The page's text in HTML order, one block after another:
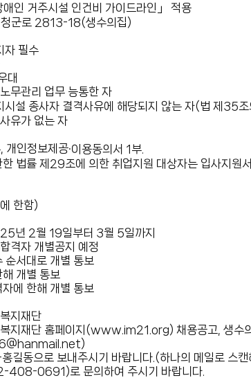
애인 거주시설 인건비 가이드라인 」 적용
청군로 2813-18(생수의집)
자 필수
대
무관리 업무 능통한 자
시설 종사자 결격사유에 해당되지 않는 자(법 제35
유가 없는 자
개인정보제공·이용동의서 1부.
법률 제29조에 의한 취업지원 대상자는 입사지원
한함)
년 2월 19일부터 3월 5일까지
격자 개별공지 예정
순서대로 개별 통보
개별 통보
에 한해 개별 통보
지재단
복지재단 홈페이지(www.im21.org) 채용공고,
길동으로 보내주시기 바랍니다.(하나의 메일로 스
408-0691)로 문의하여 주시기 바랍니다.